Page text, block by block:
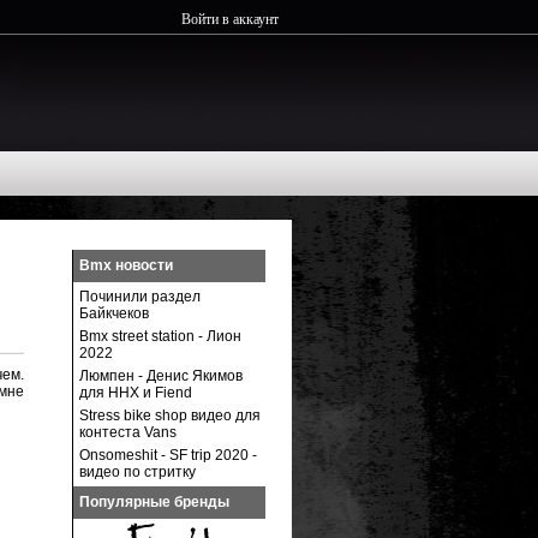
Войти в аккаунт
Bmx новости
Починили раздел
Байкчеков
Bmx street station - Лион
2022
Люмпен - Денис Якимов
для ННХ и Fiend
Stress bike shop видео для
контеста Vans
Onsomeshit - SF trip 2020 -
видео по стритку
Популярные бренды